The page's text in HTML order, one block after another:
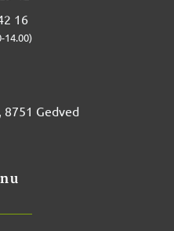
16
14.00)
8751 Gedved